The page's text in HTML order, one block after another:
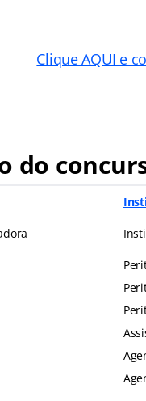
Clique AQUI e
do